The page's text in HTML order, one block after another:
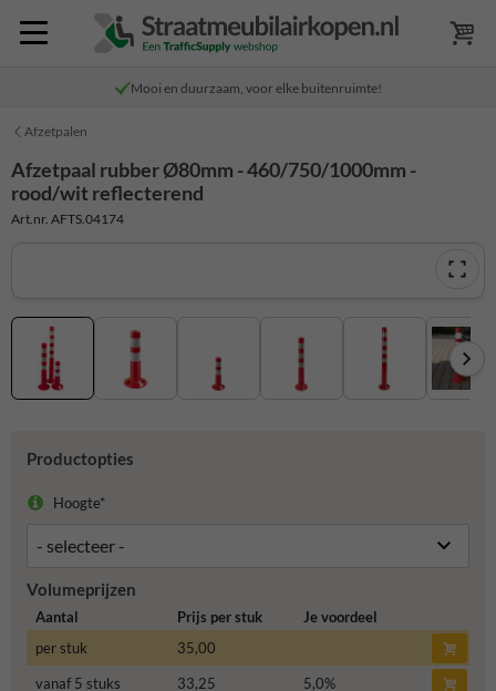
Mooi en duurzaam, voor elke buitenruimte!
Afzetpalen
Afzetpaal rubber Ø80mm - 460/750/1000mm -
rood/wit reflecterend
Art.nr. AFTS.04174
Productopties
Hoogte*
Volumeprijzen
Aantal Prijs per stuk
Je voordeel
per stuk
35,00
vanaf 5 stuks
33,25 5,0%